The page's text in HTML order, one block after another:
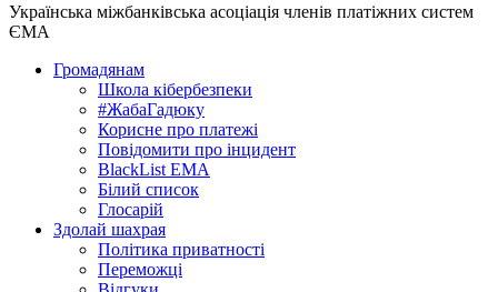
Українська міжбанківська асоціація членів платіжних систем
ЄМА
Громадянам
Школа кібербезпеки
#ЖабаГадюку
Корисне про платежі
Повідомити про інцидент
BlackList EMA
Білий список
Глосарій
Здолай шахрая
Політика приватності
Переможцi